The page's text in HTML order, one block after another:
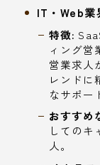
IT・Web
特徴:
ィング営
営業求人
レンドに
なサポー
おすすめ
しての
人。